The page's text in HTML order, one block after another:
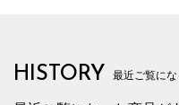
HISTORY 最近ご覧に